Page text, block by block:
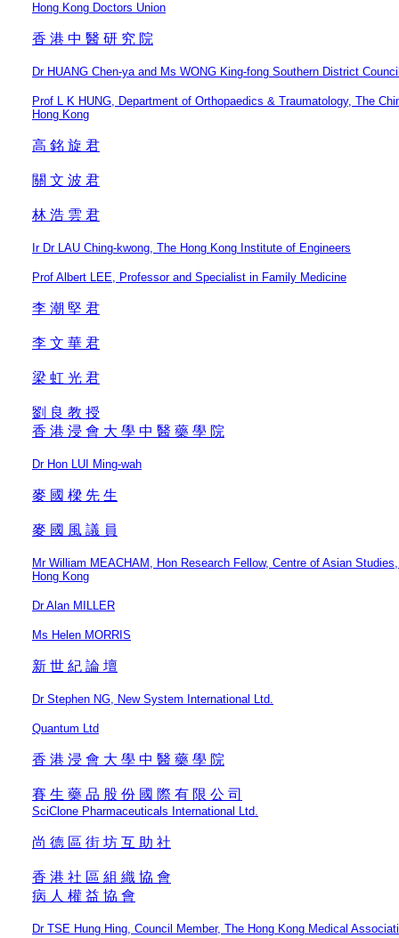
Hong Kong Doctors Union
香 港 中 醫 研 究 院
Dr HUANG Chen-ya and Ms WONG King-fong Southern District
Prof L K HUNG, Department of Orthopaedics & Traumatology, The
Hong Kong
高 銘 旋 君
關 文 波 君
林 浩 雲 君
Ir Dr LAU Ching-kwong, The Hong Kong Institute of Engineers
Prof Albert LEE, Professor and Specialist in Family Medicine
李 潮 堅 君
李 文 華 君
梁 虹 光 君
劉 良 教 授
香 港 浸 會 大 學 中 醫 藥 學 院
Dr Hon LUI Ming-wah
麥 國 樑 先 生
麥 國 風 議 員
Mr William MEACHAM, Hon Research Fellow, Centre of Asian
Hong Kong
Dr Alan MILLER
Ms Helen MORRIS
新 世 紀 論 壇
Dr Stephen NG, New System International Ltd.
Quantum Ltd
香 港 浸 會 大 學 中 醫 藥 學 院
賽 生 藥 品 股 份 國 際 有 限 公 司
SciClone Pharmaceuticals International Ltd.
尚 德 區 街 坊 互 助 社
香 港 社 區 組 織 協 會
病 人 權 益 協 會
Dr TSE Hung Hing, Council Member, The Hong Kong Medical